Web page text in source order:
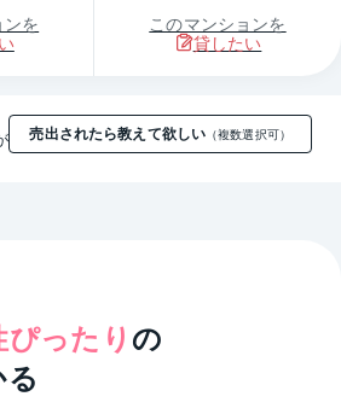
を
このマンションを
貸したい
売出されたら教えて欲しい （複数選択可）
ぴったり の